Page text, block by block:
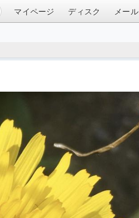
マイページ ディスク メール